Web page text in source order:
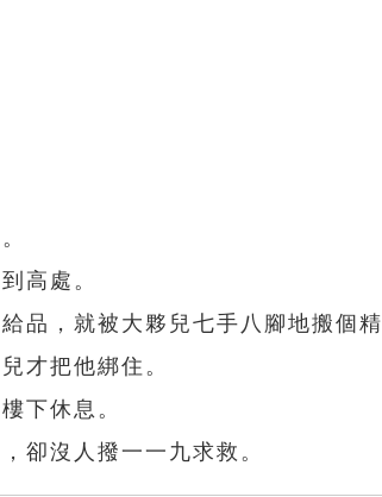
高處。
品，就被大夥兒七手八腳地搬個
才把他綁住。
下休息。
卻沒人撥一一九求救。